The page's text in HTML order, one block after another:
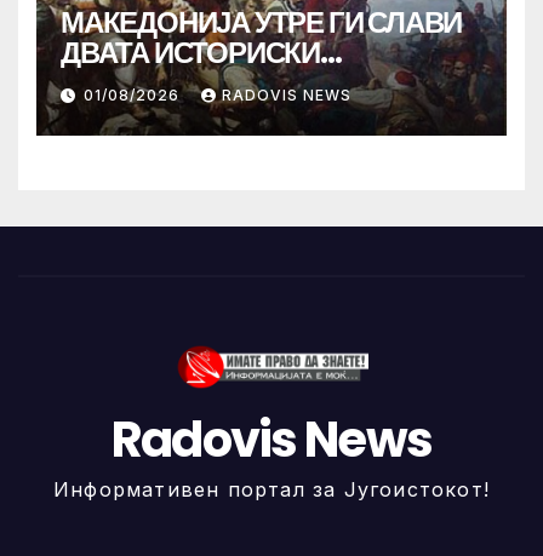
МАКЕДОНИЈА УТРЕ ГИ СЛАВИ
ДВАТА ИСТОРИСКИ
ИЛИНДЕНА!
01/08/2026 RADOVIS NEWS
Radovis News
Информативен портал за Југоистокот!